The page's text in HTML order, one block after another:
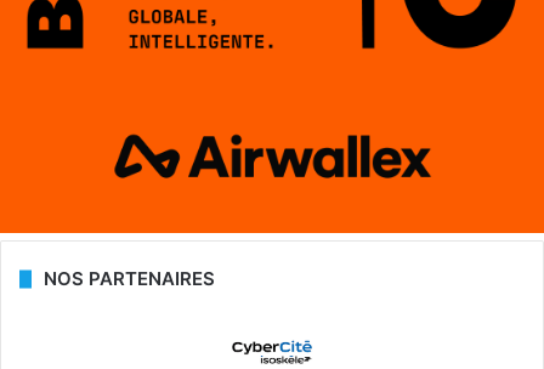
NOS PARTENAIRES